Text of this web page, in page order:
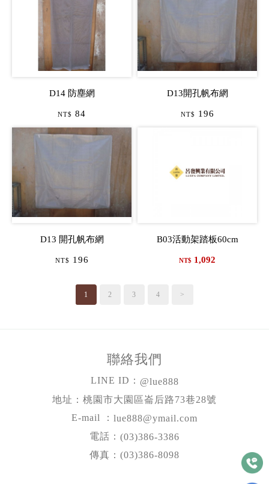
D14 防塵網
NT$ 84
D13開孔帆布網
NT$ 196
D13 開孔帆布網
NT$ 196
B03活動架踏板60cm
NT$ 1,092
1 2 3 4 >
聯絡我們
LINE ID： @lue888
地址：桃園市大園區崙后路73巷28號
E-mail ： lue888@ymail.com
電話： (03)386-3386
傳真：(03)386-8098